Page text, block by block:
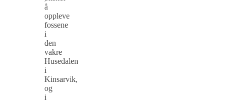
å
oppleve
fossene
i
den
vakre
Husedalen
i
Kinsarvik,
og
i